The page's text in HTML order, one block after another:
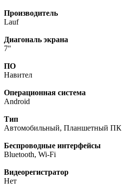
Производитель
Lauf
Диагональ экрана
7"
ПО
Навител
Операционная система
Android
Тип
Автомобильный, Планшетный ПК
Беспроводные интерфейсы
Bluetooth, Wi-Fi
Видеорегистратор
Нет